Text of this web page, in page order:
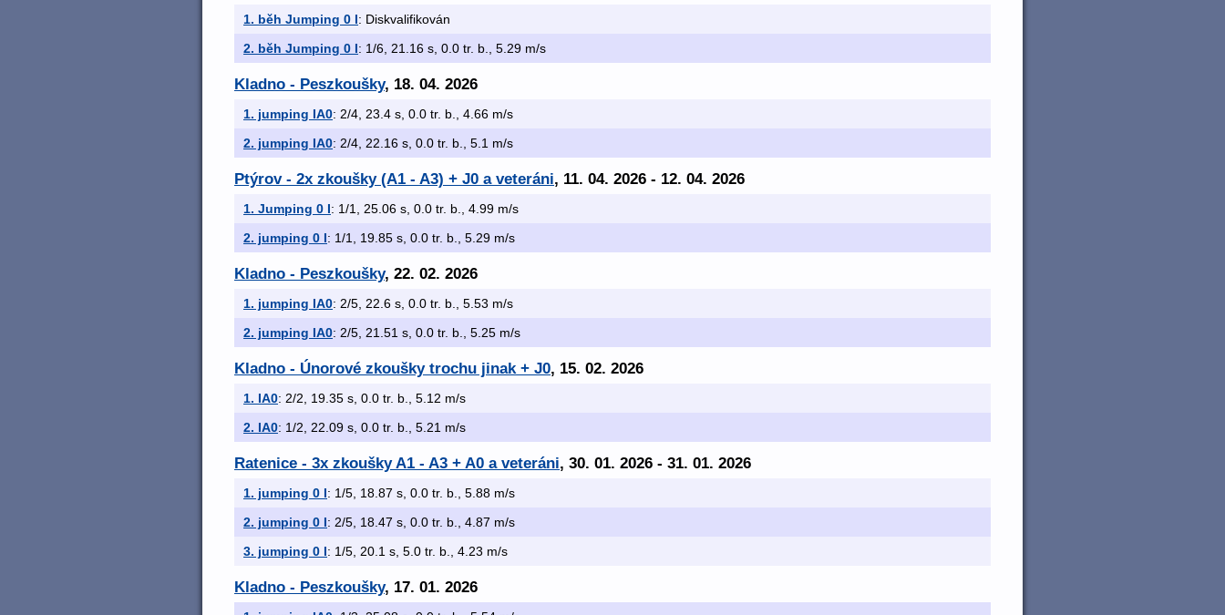
1. běh Jumping 0 I: Diskvalifikován
2. běh Jumping 0 I: 1/6, 21.16 s, 0.0 tr. b., 5.29 m/s
Kladno - Peszkoušky, 18. 04. 2026
1. jumping IA0: 2/4, 23.4 s, 0.0 tr. b., 4.66 m/s
2. jumping IA0: 2/4, 22.16 s, 0.0 tr. b., 5.1 m/s
Ptýrov - 2x zkoušky (A1 - A3) + J0 a veteráni, 11. 04. 2026 - 12. 04. 2026
1. Jumping 0 I: 1/1, 25.06 s, 0.0 tr. b., 4.99 m/s
2. jumping 0 I: 1/1, 19.85 s, 0.0 tr. b., 5.29 m/s
Kladno - Peszkoušky, 22. 02. 2026
1. jumping IA0: 2/5, 22.6 s, 0.0 tr. b., 5.53 m/s
2. jumping IA0: 2/5, 21.51 s, 0.0 tr. b., 5.25 m/s
Kladno - Únorové zkoušky trochu jinak + J0, 15. 02. 2026
1. IA0: 2/2, 19.35 s, 0.0 tr. b., 5.12 m/s
2. IA0: 1/2, 22.09 s, 0.0 tr. b., 5.21 m/s
Ratenice - 3x zkoušky A1 - A3 + A0 a veteráni, 30. 01. 2026 - 31. 01. 2026
1. jumping 0 I: 1/5, 18.87 s, 0.0 tr. b., 5.88 m/s
2. jumping 0 I: 2/5, 18.47 s, 0.0 tr. b., 4.87 m/s
3. jumping 0 I: 1/5, 20.1 s, 5.0 tr. b., 4.23 m/s
Kladno - Peszkoušky, 17. 01. 2026